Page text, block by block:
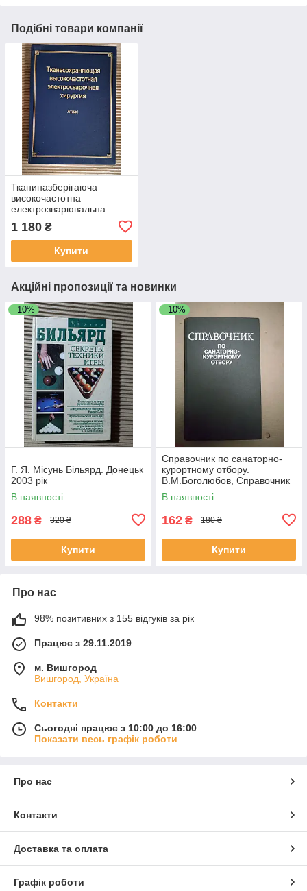
Подібні товари компанії
Тканиназберігаюча
високочастотна
електрозварювальна
хірургія. Б. Є. Патон. О. Н.
Іванов. Київ 2009
1 180 ₴
Купити
Акційні пропозиції та новинки
–10%
Г. Я. Місунь Більярд. Донецьк
2003 рік
В наявності
288 ₴ 320 ₴
Купити
–10%
Справочник по санаторно-
курортному отбору.
В.М.Боголюбов, Справочник
по санаторно-курортному
отбору.
В наявності
162 ₴ 180 ₴
Купити
Про нас
98% позитивних з 155 відгуків за рік
Працює з 29.11.2019
м. Вишгород
Вишгород, Україна
Контакти
Сьогодні працює з 10:00 до 16:00
Показати весь графік роботи
Про нас
Контакти
Доставка та оплата
Графік роботи